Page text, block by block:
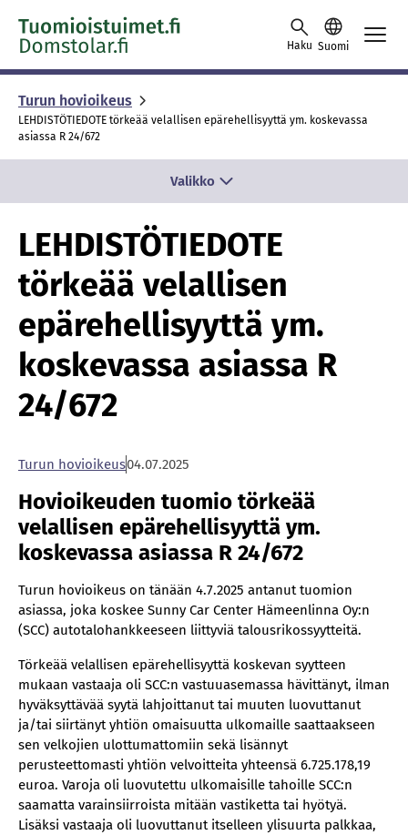
Skip to content -saavutettavuusohje
Haku Suomi
Turun hovioikeus
LEHDISTÖTIEDOTE törkeää velallisen epärehellisyyttä ym. koskevassa
asiassa R 24/672
Valikko
LEHDISTÖTIEDOTE
törkeää velallisen
epärehellisyyttä ym.
koskevassa asiassa R
24/672
Turun hovioikeus04.07.2025
Hovioikeuden tuomio törkeää
velallisen epärehellisyyttä ym.
koskevassa asiassa R 24/672
Turun hovioikeus on tänään 4.7.2025 antanut tuomion
asiassa, joka koskee Sunny Car Center Hämeenlinna Oy:n
(SCC) autotalohankkeeseen liittyviä talousrikossyytteitä.
Törkeää velallisen epärehellisyyttä koskevan syytteen
mukaan vastaaja oli SCC:n vastuuasemassa hävittänyt, ilman
hyväksyttävää syytä lahjoittanut tai muuten luovuttanut
ja/tai siirtänyt yhtiön omaisuutta ulkomaille saattaakseen
sen velkojien ulottumattomiin sekä lisännyt
perusteettomasti yhtiön velvoitteita yhteensä 6.725.178,19
euroa. Varoja oli luovutettu ulkomaisille tahoille SCC:n
saamatta varainsiirroista mitään vastiketta tai hyötyä.
Lisäksi vastaaja oli luovuttanut itselleen ylisuurta palkkaa,